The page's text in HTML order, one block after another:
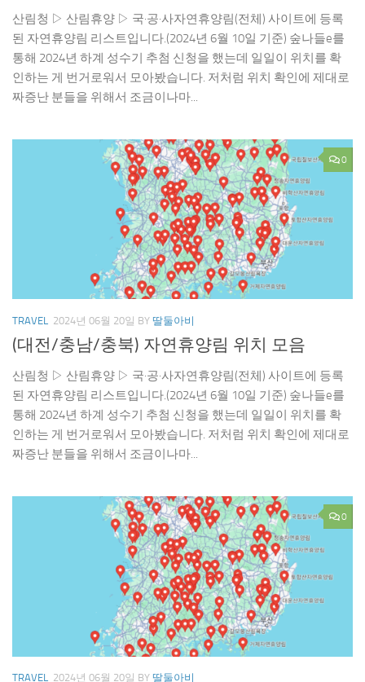
산림청 ▷ 산림휴양 ▷ 국·공·사자연휴양림(전체) 사이트에 등록
된 자연휴양림 리스트입니다.(2024년 6월 10일 기준) 숲나들e를
통해 2024년 하계 성수기 추첨 신청을 했는데 일일이 위치를 확
인하는 게 번거로워서 모아봤습니다. 저처럼 위치 확인에 제대로
짜증난 분들을 위해서 조금이나마...
0
TRAVEL 2024년 06월 20일 BY 딸둘아비
(대전/충남/충북) 자연휴양림 위치 모음
산림청 ▷ 산림휴양 ▷ 국·공·사자연휴양림(전체) 사이트에 등록
된 자연휴양림 리스트입니다.(2024년 6월 10일 기준) 숲나들e를
통해 2024년 하계 성수기 추첨 신청을 했는데 일일이 위치를 확
인하는 게 번거로워서 모아봤습니다. 저처럼 위치 확인에 제대로
짜증난 분들을 위해서 조금이나마...
0
TRAVEL 2024년 06월 20일 BY 딸둘아비